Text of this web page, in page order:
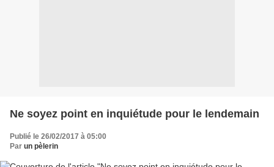
Ne soyez point en inquiétude pour le lendemain
Publié le 26/02/2017 à 05:00
Par un pèlerin